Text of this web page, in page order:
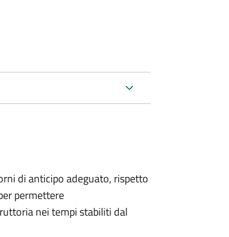
di anticipo adeguato, rispetto
permettere
nei tempi stabiliti dal